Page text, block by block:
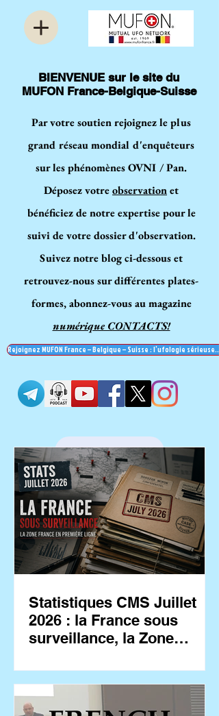
BIENVENUE sur le site du
MUFON France-Belgique-Suisse
Par votre soutien rejoignez le plus
grand réseau mondial d'enquêteurs
sur les phénomènes OVNI / Pan.
Déposez votreobservationet
bénéficiez de notre expertise pour le
suivi de votre dossier d'observation.
Suivez notre blog ci-dessous et
retrouvez-nous sur différentes plates-
formes, abonnez-vous au magazine
numérique CONTACTS!
Rejoignez MUFON France – Belgique – Suisse : l’ufologie
Contactez-nous
Statistiques CMS Juillet
2026 : la France sous
surveillance, la Zone